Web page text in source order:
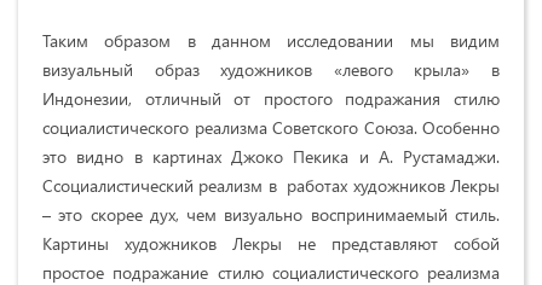
Таким образом в данном исследовании мы видим
визуальный образ художников «левого крыла» в
Индонезии, отличный от простого подражания стилю
социалистического реализма Советского Союза. Особенно
это видно в картинах Джоко Пекика и А. Рустамаджи.
Ссоциалистический реализм в работах художников Лекры
– это скорее дух, чем визуально воспринимаемый стиль.
Картины художников Лекры не представляют собой
простое подражание стилю социалистического реализма